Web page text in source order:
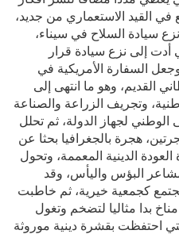
القيد الاستعماري من جديد،
سيادة السلاح في سيناء،
أدت إلى نزع سيادة قرار
السفارة الأمريكية في
القديم، وهو ما انتهى إلى
وتجريف الزراعة والصناعة
الوطني لجهاز الدولة، ثم تحلل
هجرة بالجغرافيا بحثا عن
الدينية المعممة، وتحول
البؤس واليأس، وقد
كجمعية خيرية، ثم خاطبت
بدا مثاليا لتضخم وتغول
احتفظت بقشرة دينية موروثة